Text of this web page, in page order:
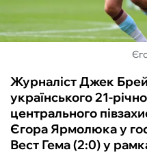
БУКМЕКЕРИ
Журналіст Джек
українського 21-
центрального
Єгора Ярмолюка у
Вест Гема (2:0) у